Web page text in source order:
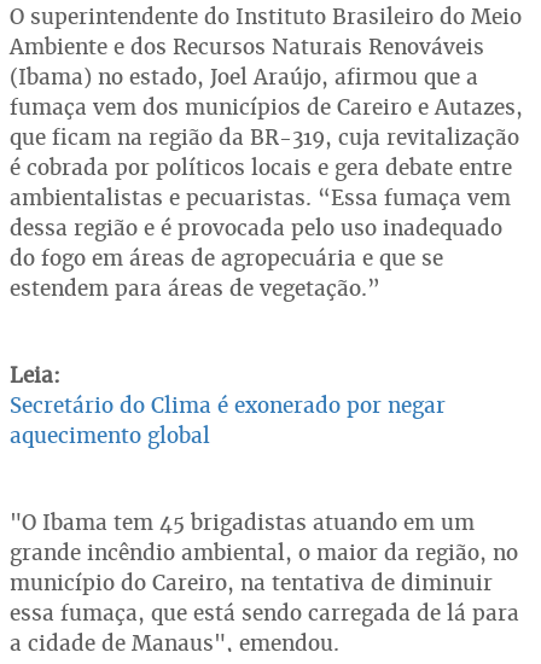
O superintendente do Instituto Brasileiro do Meio
Ambiente e dos Recursos Naturais Renováveis
(Ibama) no estado, Joel Araújo, afirmou que a
fumaça vem dos municípios de Careiro e Autazes,
que ficam na região da BR-319, cuja revitalização
é cobrada por políticos locais e gera debate entre
ambientalistas e pecuaristas. “Essa fumaça vem
dessa região e é provocada pelo uso inadequado
do fogo em áreas de agropecuária e que se
estendem para áreas de vegetação.”
Leia:
Secretário do Clima é exonerado por negar
aquecimento global
"O Ibama tem 45 brigadistas atuando em um
grande incêndio ambiental, o maior da região, no
município do Careiro, na tentativa de diminuir
essa fumaça, que está sendo carregada de lá para
a cidade de Manaus", emendou.